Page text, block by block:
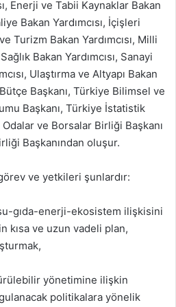
Enerji ve Tabii Kaynaklar Bakan
Bakan Yardımcısı, İçişleri
Turizm Bakan Yardımcısı, Milli
Bakan Yardımcısı, Sanayi
Ulaştırma ve Altyapı Bakan
Başkanı, Türkiye Bilimsel ve
Başkanı, Türkiye İstatistik
ve Borsalar Birliği Başkanı
Başkanından oluşur.
ve yetkileri şunlardır:
gıda-enerji-ekosistem ilişkisini
kısa ve uzun vadeli plan,
yönetimine ilişkin
politikalara yönelik